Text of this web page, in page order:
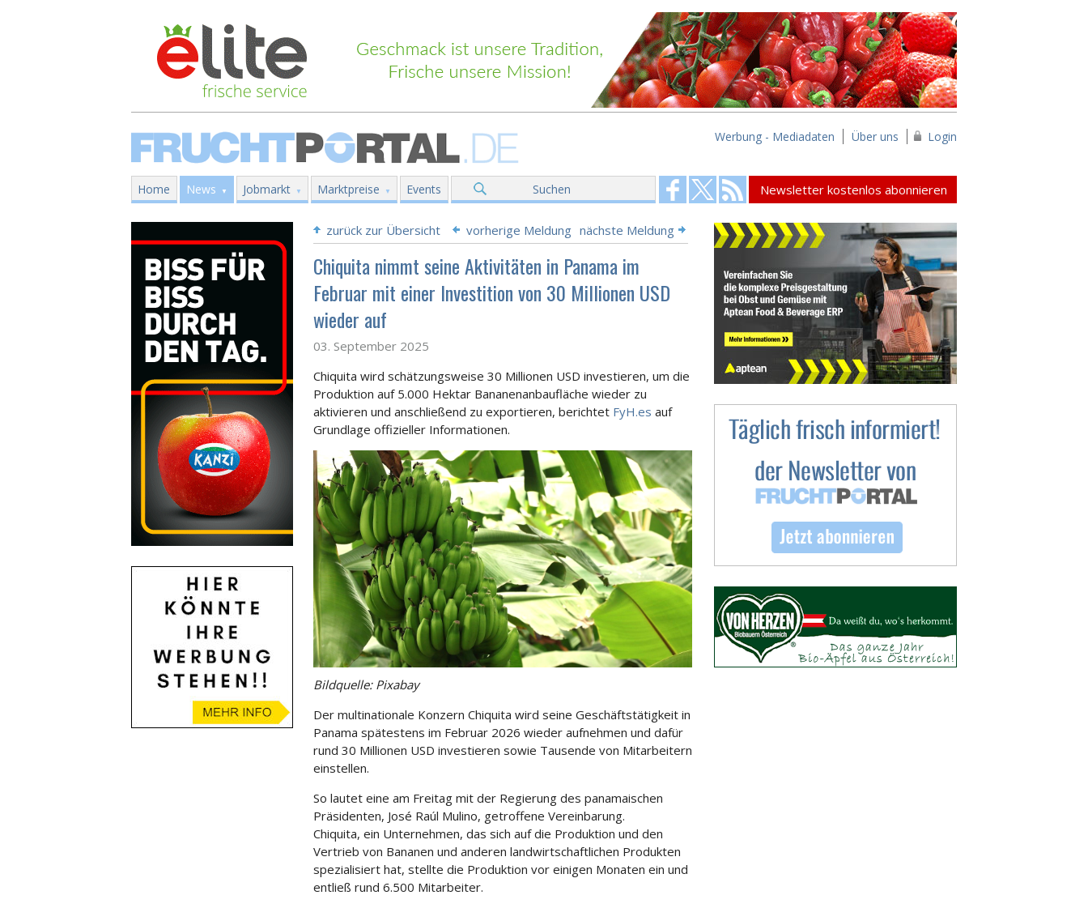
Werbung - Mediadaten Über uns Login
Home News Jobmarkt Marktpreise Events Suchen Newsletter kostenlos abonnieren
zurück zur Übersicht vorherige Meldung nächste Meldung
Chiquita nimmt seine Aktivitäten in Panama im
Februar mit einer Investition von 30 Millionen USD
wieder auf
03. September 2025
Chiquita wird schätzungsweise 30 Millionen USD investieren, um die
Produktion auf 5.000 Hektar Bananenanbaufläche wieder zu
aktivieren und anschließend zu exportieren, berichtet FyH.es auf
Grundlage offizieller Informationen.
Bildquelle: Pixabay
Der multinationale Konzern Chiquita wird seine Geschäftstätigkeit in
Panama spätestens im Februar 2026 wieder aufnehmen und dafür
rund 30 Millionen USD investieren sowie Tausende von Mitarbeitern
einstellen.
So lautet eine am Freitag mit der Regierung des panamaischen
Präsidenten, José Raúl Mulino, getroffene Vereinbarung.
Chiquita, ein Unternehmen, das sich auf die Produktion und den
Vertrieb von Bananen und anderen landwirtschaftlichen Produkten
spezialisiert hat, stellte die Produktion vor einigen Monaten ein und
entließ rund 6.500 Mitarbeiter.